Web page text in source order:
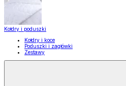
Kołdry i poduszki
Kołdry i koce
Poduszki i zagłówki
Zestawy